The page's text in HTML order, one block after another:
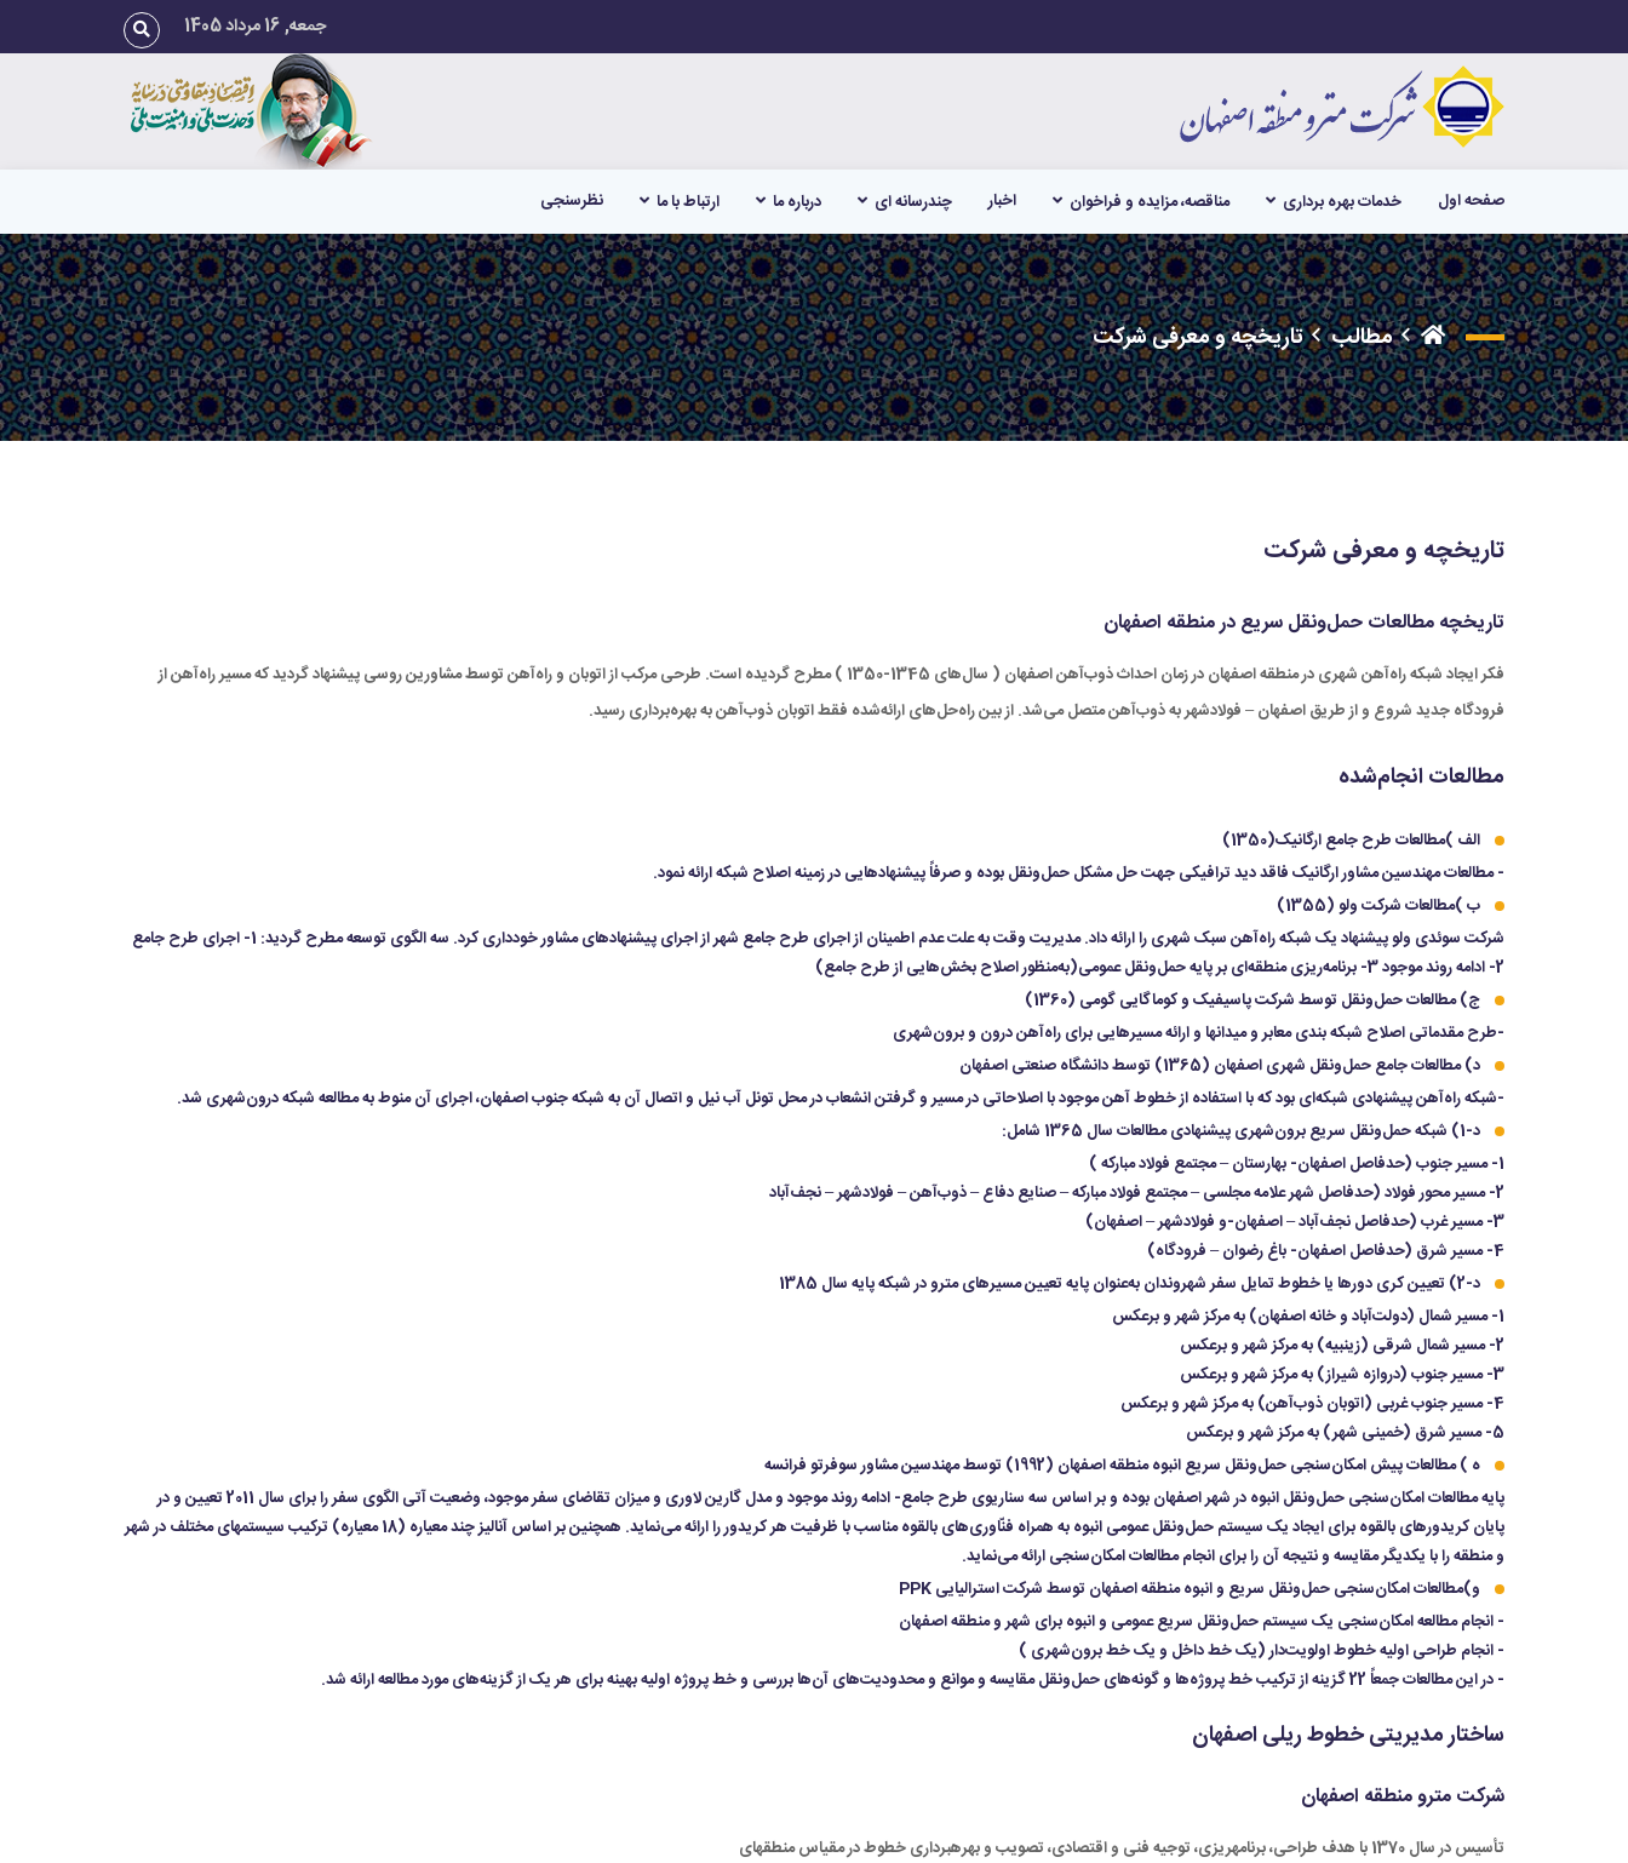
جمعه, 16 مرداد 1405
صفحه اول خدمات بهره برداری مناقصه، مزایده و فراخوان اخبار چندرسانه ای درباره ما ارتباط با ما نظرسنجی
مطالب تاریخچه و معرفی شرکت
تاریخچه و معرفی شرکت
تاریخچه مطالعات حمل‌ونقل سریع در منطقه اصفهان
فکر ایجاد شبکه راه‌آهن شهری در منطقه اصفهان در زمان احداث ذوب‌آهن اصفهان ( سال‌های 1345-1350 ) مطرح گردیده است. طرحی مرکب از اتوبان و راه‌آهن توسط مشاورین روسی پیشنهاد گردید که مسیر راه‌آهن از
فرودگاه جدید شروع و از طریق اصفهان – فولادشهر به ذوب‌آهن متصل می‌شد. از بین راه‌حل‌های ارائه‌شده فقط اتوبان ذوب‌آهن به بهره‌برداری رسید.
مطالعات انجام‌شده
الف )مطالعات طرح جامع ارگانیک(1350)
- مطالعات مهندسین مشاور ارگانیک فاقد دید ترافیکی جهت حل مشکل حمل‌ونقل بوده و صرفاً پیشنهاد‌هایی در زمینه اصلاح شبکه ارائه نمود.
ب )مطالعات شرکت ولو (1355)
شرکت سوئدی ولو پیشنهاد یک شبکه راه‌آهن سبک شهری را ارائه داد. مدیریت وقت به علت عدم اطمینان از اجرای طرح جامع شهر از اجرای پیشنهاد‌های مشاور خودداری کرد. سه الگوی توسعه مطرح گردید: 1- اجرای طرح جامع
2- ادامه روند موجود 3- برنامه‌ریزی منطقه‌ای بر پایه حمل‌ونقل عمومی(به‌منظور اصلاح بخش‌هایی از طرح جامع)
ج) مطالعات حمل‌ونقل توسط شرکت پاسیفیک و کوماگایی گومی (1360)
-طرح مقدماتی اصلاح شبکه بندی معابر و میدانها و ارائه مسیرهایی برای راه‌آهن درون و برون‌شهری
د) مطالعات جامع حمل‌ونقل شهری اصفهان (1365) توسط دانشگاه صنعتی اصفهان
-شبکه راه‌آهن پیشنهادی شبکه‌ای بود که با استفاده از خطوط آهن موجود با اصلاحاتی در مسیر و گرفتن انشعاب در محل تونل آب نیل و اتصال آن به شبکه جنوب اصفهان، اجرای آن منوط به مطالعه شبکه درون‌شهری شد.
د-1) شبکه حمل‌ونقل سریع برون‌شهری پیشنهادی مطالعات سال 1365 شامل:
1- مسیر جنوب (حدفاصل اصفهان- بهارستان – مجتمع فولاد مبارکه )
2- مسیر محور فولاد (حدفاصل شهر علامه مجلسی – مجتمع فولاد مبارکه – صنایع دفاع – ذوب‌آهن – فولادشهر – نجف‌آباد
3- مسیر غرب (حدفاصل نجف‌آباد – اصفهان-و فولادشهر – اصفهان)
4- مسیر شرق (حدفاصل اصفهان- باغ رضوان – فرودگاه)
د-2) تعیین کری دورها یا خطوط تمایل سفر شهروندان به‌عنوان پایه تعیین مسیرهای مترو در شبکه پایه سال 1385
1- مسیر شمال (دولت‌آباد و خانه اصفهان) به مرکز شهر و برعکس
2- مسیر شمال شرقی (زینبیه) به مرکز شهر و برعکس
3- مسیر جنوب (دروازه شیراز) به مرکز شهر و برعکس
4- مسیر جنوب غربی (اتوبان ذوب‌آهن) به مرکز شهر و برعکس
5- مسیر شرق (خمینی شهر) به مرکز شهر و برعکس
ه ) مطالعات پیش امکان‌سنجی حمل‌ونقل سریع انبوه منطقه اصفهان (1992) توسط مهندسین مشاور سوفرتو فرانسه
پایه مطالعات امکان‌سنجی حمل‌ونقل انبوه در شهر اصفهان بوده و بر اساس سه سناریوی طرح جامع- ادامه روند موجود و مدل گارین لاوری و میزان تقاضای سفر موجود، وضعیت آتی الگوی سفر را برای سال 2011 تعیین و در
پایان کریدورهای بالقوه برای ایجاد یک سیستم حمل‌ونقل عمومی انبوه به همراه فنّاوری‌های بالقوه مناسب با ظرفیت هر کریدور را ارائه می‌نماید. همچنین بر اساس آنالیز چند معیاره (18 معیاره) ترکیب سیستمهای مختلف در شهر
و منطقه را با یکدیگر مقایسه و نتیجه آن را برای انجام مطالعات امکان‌سنجی ارائه می‌نماید.
و)مطالعات امکان‌سنجی حمل‌ونقل سریع و انبوه منطقه اصفهان توسط شرکت استرالیایی PPK
- انجام مطالعه امکان‌سنجی یک سیستم حمل‌ونقل سریع عمومی و انبوه برای شهر و منطقه اصفهان
- انجام طراحی اولیه خطوط اولویت‌دار (یک خط داخل و یک خط برون‌شهری )
- در این مطالعات جمعاً 22 گزینه از ترکیب خط پروژه‌ها و گونه‌های حمل‌ونقل مقایسه و موانع و محدودیت‌های آن‌ها بررسی و خط پروژه اولیه بهینه برای هر یک از گزینه‌های مورد مطالعه ارائه شد.
ساختار مدیریتی خطوط ریلی اصفهان
شرکت مترو منطقه اصفهان
تأسیس در سال 1370 با هدف طراحی، برنامهریزی، توجیه فنی و اقتصادی، تصویب و بهرهبرداری خطوط در مقیاس منطقهای